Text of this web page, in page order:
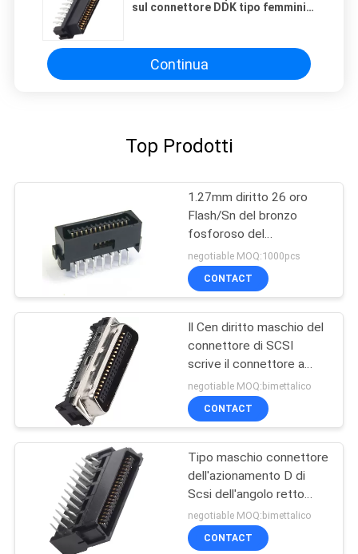
sul connettore DDK tipo femminile
Continua
Top Prodotti
1.27mm diritto 26 oro
Flash/Sn del bronzo
fosforoso del
connettore PBT 30%GF
UL94V-0 di Scsi di Pin
negotiable MOQ:1000pcs
CONTACT
Il Cen diritto maschio del
connettore di SCSI
scrive il connettore a
macchina di interfaccia
femminile di PA9T IO
negotiable MOQ:bimettalico
CONTACT
Tipo maschio connettore
dell'azionamento D di
Scsi dell'angolo retto
1.27mm del PWB IO di
40P
negotiable MOQ:bimettalico
CONTACT